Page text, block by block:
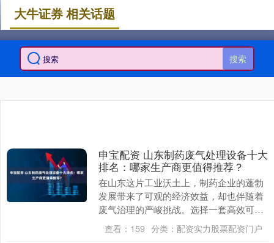
搜索
大牛证券 相关话题
申宝配资 山东制药废气处理设备十大
排名：哪家生产商更值得推荐？
在山东这片工业沃土上，制药企业的蓬勃
发展带来了可观的经济效益，却也伴随着
废气治理的严峻挑战。选择一套高效可靠
的废气处理设备，不仅关乎企业环保合
规，更直接影响生产....
查看： 159 分类： 配资实力股票配资门户